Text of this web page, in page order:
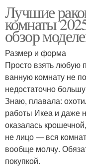
Лучшие
комнаты
обзор
Размер и форма
Просто взять любую
ванную комнату не
недостаточно
Знаю, плавала:
работы Икеа и даже
оказалась
не лицо — вся
вообще молчу.
покупкой.